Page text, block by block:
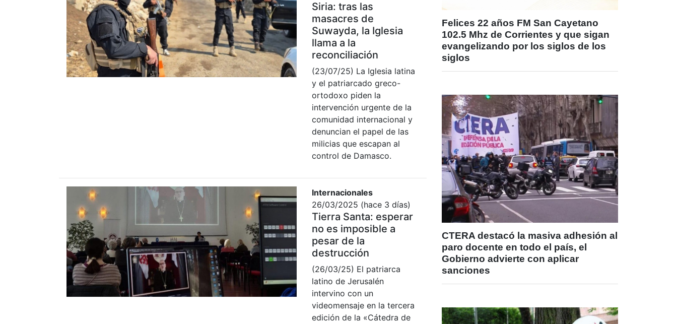
Siria: tras las
masacres de
Suwayda, la Iglesia
llama a la
reconciliación
(23/07/25) La Iglesia latina
y el patriarcado greco-
ortodoxo piden la
intervención urgente de la
comunidad internacional y
denuncian el papel de las
milicias que escapan al
control de Damasco.
Internacionales
26/03/2025 (hace 3 días)
Tierra Santa: esperar
no es imposible a
pesar de la
destrucción
(26/03/25) El patriarca
latino de Jerusalén
intervino con un
videomensaje en la tercera
edición de la «Cátedra de
Felices 22 años FM San Cayetano
102.5 Mhz de Corrientes y que sigan
evangelizando por los siglos de los
siglos
CTERA destacó la masiva adhesión al
paro docente en todo el país, el
Gobierno advierte con aplicar
sanciones